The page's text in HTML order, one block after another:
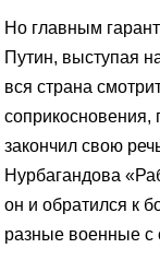
Но главным
Путин, выступая
вся страна
соприкосновения,
закончил свою
Нурбагандова
он и обратился к
разные военные с